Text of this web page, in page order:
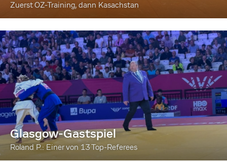
Zuerst OZ-Training, dann Kasachstan
Glasgow-Gastspiel
Roland P.: Einer von 13 Top-Referees